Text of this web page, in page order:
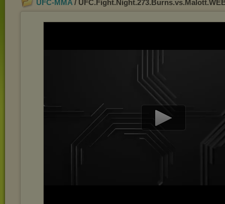
UFC-MMA /
Play